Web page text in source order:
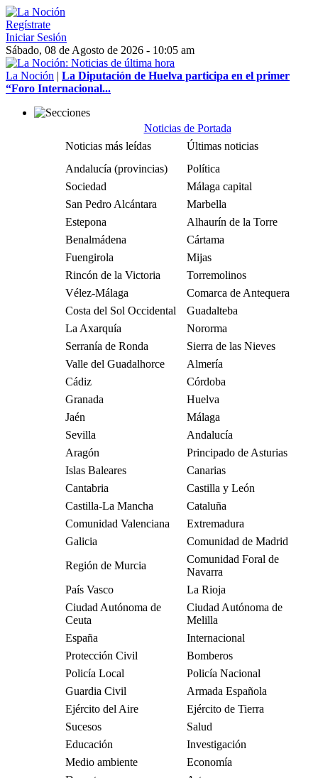
Regístrate
Iniciar Sesión
Sábado, 08 de Agosto de 2026 - 10:05 am
La Noción | La Diputación de Huelva participa en el primer
“Foro Internacional...
Noticias de Portada
Noticias más leídas
Últimas noticias
Andalucía (provincias)
Política
Sociedad
Málaga capital
San Pedro Alcántara
Marbella
Estepona
Alhaurín de la Torre
Benalmádena
Cártama
Fuengirola
Mijas
Rincón de la Victoria
Torremolinos
Vélez-Málaga
Comarca de Antequera
Costa del Sol Occidental
Guadalteba
La Axarquía
Nororma
Serranía de Ronda
Sierra de las Nieves
Valle del Guadalhorce
Almería
Cádiz
Córdoba
Granada
Huelva
Jaén
Málaga
Sevilla
Andalucía
Aragón
Principado de Asturias
Islas Baleares
Canarias
Cantabria
Castilla y León
Castilla-La Mancha
Cataluña
Comunidad Valenciana
Extremadura
Galicia
Comunidad de Madrid
Región de Murcia
Comunidad Foral de
Navarra
País Vasco
La Rioja
Ciudad Autónoma de
Ceuta
Ciudad Autónoma de
Melilla
España
Internacional
Protección Civil
Bomberos
Policía Local
Policía Nacional
Guardia Civil
Armada Española
Ejército del Aire
Ejército de Tierra
Sucesos
Salud
Educación
Investigación
Medio ambiente
Economía